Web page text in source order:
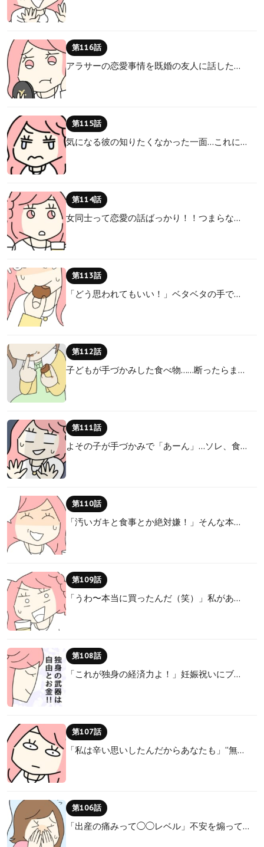
第116話
アラサーの恋愛事情を既婚の友人に話した…
第115話
気になる彼の知りたくなかった一面…これに…
第114話
女同士って恋愛の話ばっかり！！つまらな…
第113話
「どう思われてもいい！」ベタベタの手で…
第112話
子どもが手づかみした食べ物……断ったらま…
第111話
よその子が手づかみで「あーん」…ソレ、食…
第110話
「汚いガキと食事とか絶対嫌！」そんな本…
第109話
「うわ〜本当に買ったんだ（笑）」私があ…
第108話
「これが独身の経済力よ！」妊娠祝いにブ…
第107話
「私は辛い思いしたんだからあなたも」“無…
第106話
「出産の痛みって◯◯レベル」不安を煽って…